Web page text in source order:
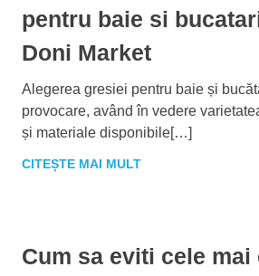
pentru baie si
Doni Market
Alegerea gresiei pentru baie și
provocare, având în vedere
și materiale disponibile[…]
CITEȘTE MAI MULT
Cum sa eviti cele mai